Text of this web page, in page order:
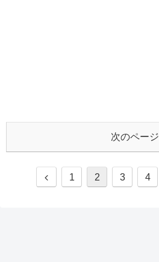
次のページ
前
1 2 3 4